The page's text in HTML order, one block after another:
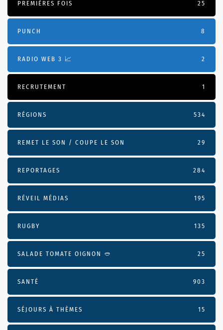
PREMIÈRES FOIS 25
PUNCH 8
RADIO WEB 3 📈 2
RECRUTEMENT 1
RÉGIONS 534
REMET LE SON / COUPE LE SON 29
REPORTAGES 284
RÉVEIL MÉDIAS 195
RUGBY 135
SALADE TOMATE OIGNON 🥙 25
SANTÉ 903
SÉJOURS À THÈMES 15